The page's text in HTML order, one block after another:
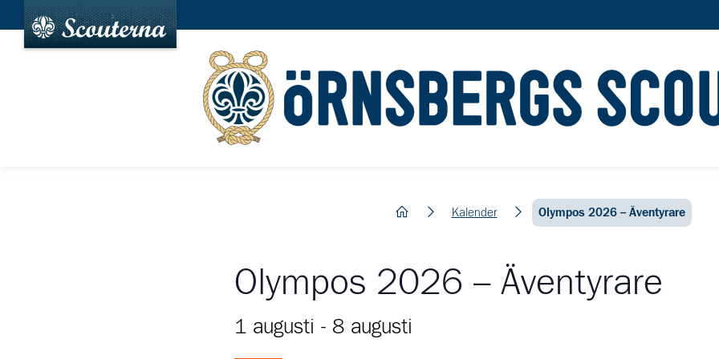
hem Kalender Olympos 2026 – Äventyrare
Olympos 2026 – Äventyrare
1 augusti - 8 augusti